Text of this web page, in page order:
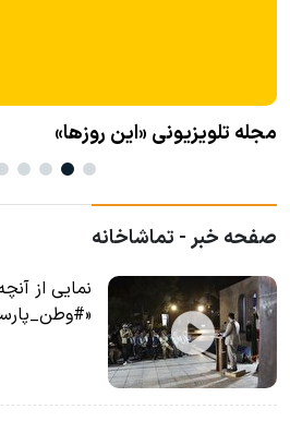
مجله تلویزیونی «این روزها»
صفحه خبر - تماشاخانه
نمایی از